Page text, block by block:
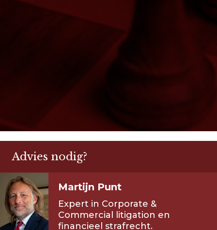
Advies nodig?
Martijn Punt
Expert in Corporate &
Commercial litigation en
financieel strafrecht.